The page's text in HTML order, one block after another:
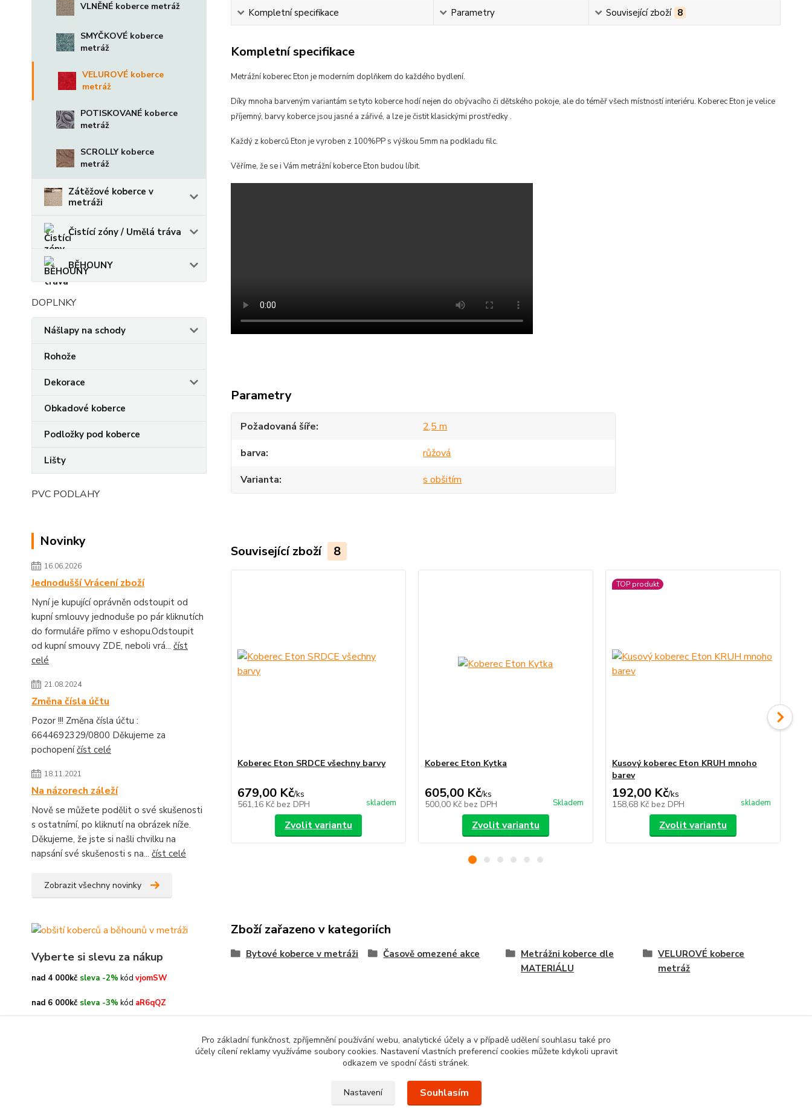
VLNĚNÉ koberce metráž
SMYČKOVÉ koberce
metráž
VELUROVÉ koberce
metráž
POTISKOVANÉ koberce
metráž
SCROLLY koberce
metráž
Zátěžové koberce v
metráži
Čistící zóny / Umělá tráva
BĚHOUNY
DOPLNKY
Nášlapy na schody
Rohože
Dekorace
Obkadové koberce
Podložky pod koberce
Lišty
PVC PODLAHY
Novinky
16.06.2026
Jednodušší Vrácení zboží
Nyní je kupující oprávněn odstoupit od
kupní smlouvy jednoduše po pár kliknutích
do formuláře přímo v eshopu.Odstoupit
od kupní smouvy ZDE, neboli vrá... číst
celé
21.08.2024
Změna čísla účtu
Pozor !!! Změna čísla účtu :
6644692329/0800 Děkujeme za
pochopeníčíst celé
18.11.2021
Na názorech záleží
Nově se můžete podělit o své skušenosti
s ostatnímí, po kliknutí na obrázek níže.
Děkujeme, že jste si našli chvilku na
napsání své skušenosti s na... číst celé
Zobrazit všechny novinky
Vyberte si slevu za nákup
nad 4 000kč sleva -2% kód vjomSW
nad 6 000kč sleva -3% kód aR6qQZ
Kompletní specifikace Parametry Související zboží 8
Kompletní specifikace
Metrážní koberec Eton je moderním doplňkem do každého bydlení.
Díky mnoha barveným variantám se tyto koberce hodínejen do obývacího či dětského pokoje, ale do téměř všech místností interiéru. Koberec Eton je velice
příjemný, barvy koberce jsou jasné a zářivé, a lze je čistit klasickými prostředky.
Každý z koberců Eton je vyroben z 100%PP s výškou 5mm na podkladu filc.
Věříme, že se i Vám metrážní koberce Eton budou líbit.
Parametry
Požadovaná šíře
2,5 m
barva
růžová
Varianta
s obšitím
Související zboží 8
Koberec Eton SRDCE všechny barvy
679,00 Kč/ks
561,16 Kč bez DPH skladem
Zvolit variantu
Koberec Eton Kytka
605,00 Kč/ks
500,00 Kč bez DPH Skladem
Zvolit variantu
TOP produkt
Kusový koberec Eton KRUH mnoho
barev
192,00 Kč/ks
158,68 Kč bez DPH skladem
Zvolit variantu
Zboží zařazeno v kategoriích
Bytové koberce v metráži Časově omezené akce
Metrážni koberce dle
MATERIÁLU
VELUROVÉ koberce
metráž
Pro základní funkčnost, zpříjemnění používání webu, analytické účely a v případě udělení souhlasu také pro
účely cílení reklamy využíváme soubory cookies. Nastavení vlastních preferencí cookies můžete kdykoli upravit
odkazem ve spodní části stránek.
Nastavení Souhlasím